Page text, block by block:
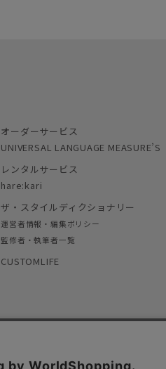
オーダーサービス
UNIVERSAL LANGUAGE MEASURE’S
レンタルサービス
hare:kari
ザ・スタイルディクショナリー
運営者情報・編集ポリシー
監修者・執筆者一覧
CUSTOMLIFE